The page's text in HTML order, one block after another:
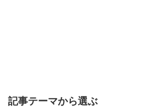
記事テーマから選ぶ